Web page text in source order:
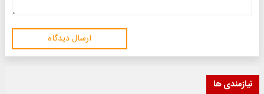
ارسال دیدگاه
نیازمندی ها